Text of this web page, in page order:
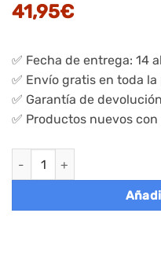
41,95€
✅ Fecha de entrega: 14
✅ Envío gratis en toda
✅ Garantía de
✅ Productos nuevos
Perchero de pared con